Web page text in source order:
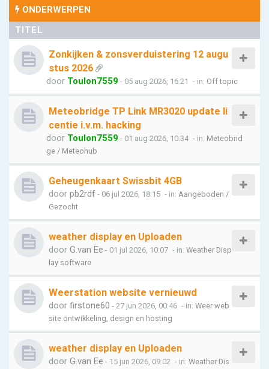
ONDERWERPEN
TITEL
Zonkijken & zonsverduistering 12 augu
stus 2026
door Toulon7559 - 05 aug 2026, 16:21 - in: Off topic
Meteobridge TP Link MR3020 update li
centie i.v.m. hacking
door Toulon7559 - 01 aug 2026, 10:34 - in: Meteobrid
ge / Meteohub
Geheugenkaart Swissbit 4GB
door pb2rdf - 06 jul 2026, 18:15 - in: Aangeboden /
Gezocht
weather display en Uploaden
door G.van Ee - 01 jul 2026, 10:07 - in: Weather Disp
lay software
Weerstation website vernieuwd
door firstone60 - 27 jun 2026, 00:46 - in: Weer web
site ontwikkeling, design en hosting
weather display en Uploaden
door G.van Ee - 15 jun 2026, 09:02 - in: Weather Dis